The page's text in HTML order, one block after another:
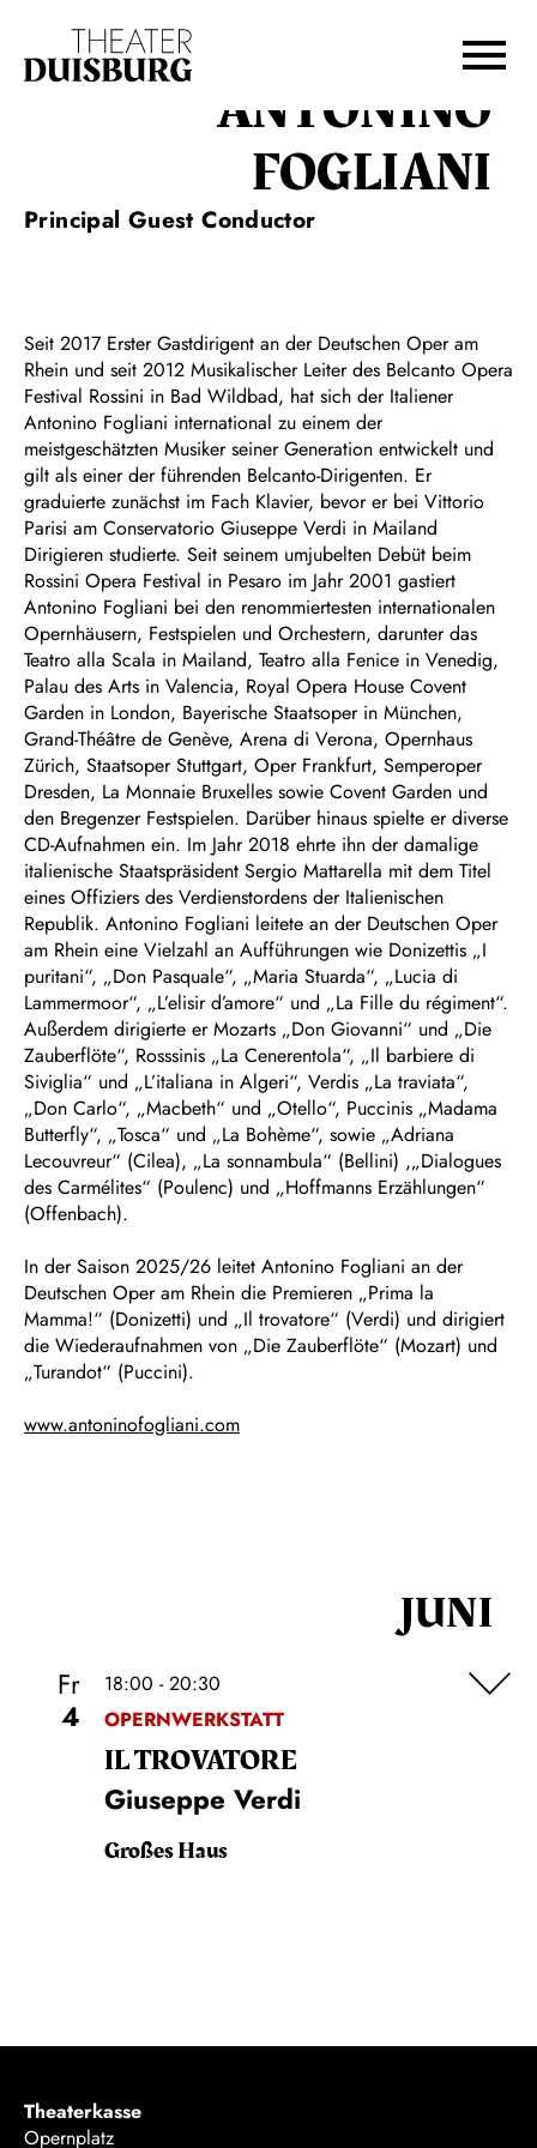
Zur Hauptnavigation springen
Zum Footer springen
ANTONINO
FOGLIANI
Principal Guest Conductor
Seit 2017 Erster Gastdirigent an der Deutschen Oper am
Rhein und seit 2012 Musikalischer Leiter des Belcanto Opera
Festival Rossini in Bad Wildbad, hat sich der Italiener
Antonino Fogliani international zu einem der
meistgeschätzten Musiker seiner Generation entwickelt und
gilt als einer der führenden Belcanto-Dirigenten. Er
graduierte zunächst im Fach Klavier, bevor er bei Vittorio
Parisi am Conservatorio Giuseppe Verdi in Mailand
Dirigieren studierte. Seit seinem umjubelten Debüt beim
Rossini Opera Festival in Pesaro im Jahr 2001 gastiert
Antonino Fogliani bei den renommiertesten internationalen
Opernhäusern, Festspielen und Orchestern, darunter das
Teatro alla Scala in Mailand, Teatro alla Fenice in Venedig,
Palau des Arts in Valencia, Royal Opera House Covent
Garden in London, Bayerische Staatsoper in München,
Grand-Théâtre de Genève, Arena di Verona, Opernhaus
Zürich, Staatsoper Stuttgart, Oper Frankfurt, Semperoper
Dresden, La Monnaie Bruxelles sowie Covent Garden und
den Bregenzer Festspielen. Darüber hinaus spielte er diverse
CD-Aufnahmen ein. Im Jahr 2018 ehrte ihn der damalige
italienische Staatspräsident Sergio Mattarella mit dem Titel
eines Offiziers des Verdienstordens der Italienischen
Republik. Antonino Fogliani leitete an der Deutschen Oper
am Rhein eine Vielzahl an Aufführungen wie Donizettis „I
puritani“, „Don Pasquale“, „Maria Stuarda“, „Lucia di
Lammermoor“, „L’elisir d’amore“ und „La Fille du régiment“.
Außerdem dirigierte er Mozarts „Don Giovanni“ und „Die
Zauberflöte“, Rosssinis „La Cenerentola“, „Il barbiere di
Siviglia“ und „L’italiana in Algeri“, Verdis „La traviata“,
„Don Carlo“, „Macbeth“ und „Otello“, Puccinis „Madama
Butterfly“, „Tosca“ und „La Bohème“, sowie „Adriana
Lecouvreur“ (Cilea), „La sonnambula“ (Bellini) ,„Dialogues
des Carmélites“ (Poulenc) und „Hoffmanns Erzählungen“
(Offenbach).
In der Saison 2025/26 leitet Antonino Fogliani an der
Deutschen Oper am Rhein die Premieren „Prima la
Mamma!“ (Donizetti) und „Il trovatore“ (Verdi) und dirigiert
die Wiederaufnahmen von „Die Zauberflöte“ (Mozart) und
„Turandot“ (Puccini).
www.antoninofogliani.com
JUNI
Fr
4
18:00 - 20:30
OPERNWERKSTATT
IL TROVA­TORE
Giuseppe Verdi
Großes Haus
Theaterkasse
Opernplatz